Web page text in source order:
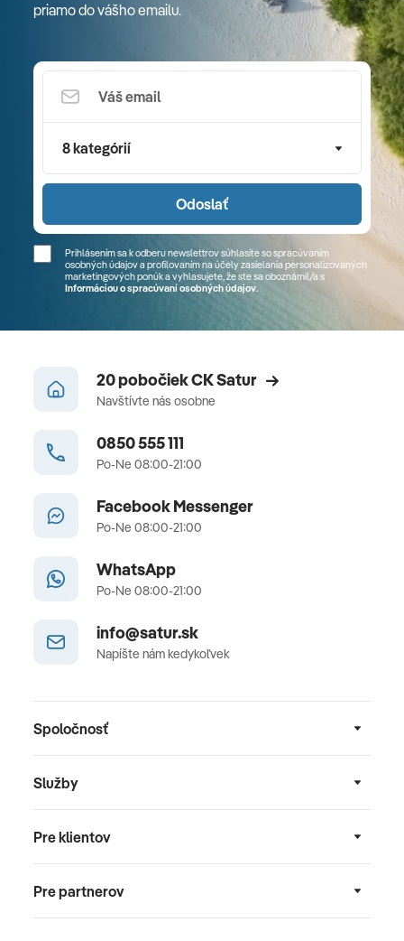
priamo do vášho emailu.
8 kategórií
Odoslať
Prihlásením sa k odberu newslettrov súhlasíte so spracúvaním
osobných údajov a profilovaním na účely zasielania personalizovaných
marketingových ponúk a vyhlasujete, že ste sa oboznámil/a s
Informáciou o spracúvaní osobných údajov.
20 pobočiek CK Satur
Navštívte nás osobne
0850 555 111
Po-Ne 08:00-21:00
Facebook Messenger
Po-Ne 08:00-21:00
WhatsApp
Po-Ne 08:00-21:00
info@satur.sk
Napíšte nám kedykoľvek
Spoločnosť
Služby
Pre klientov
Pre partnerov